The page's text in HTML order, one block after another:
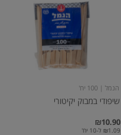
הנמל
שיפודי במבוק יקיטורי
₪10.90
₪1.09 ל-10 יח'